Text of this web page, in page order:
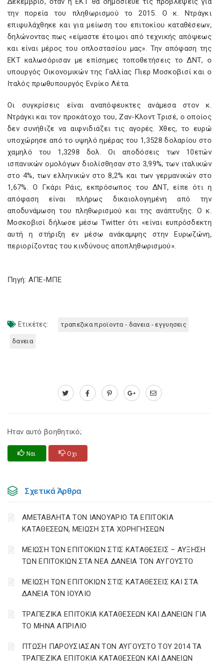
την πορεία του πληθωρισμού το 2015. Ο κ. Ντράγκι
επιφυλάχθηκε και για μείωση του επιτοκίου καταθέσεων,
δηλώνοντας πως «είμαστε έτοιμοι από τεχνικής απόψεως
και είναι μέρος του οπλοστασίου μας». Την απόφαση της
ΕΚΤ καλωσόρισαν με επίσημες τοποθετήσεις το ΔΝΤ, ο
υπουργός Οικονομικών της Γαλλίας Πιερ Μοσκοβισί και ο
Ιταλός πρωθυπουργός Ενρίκο Λέτα.
Οι συγκρίσεις είναι αναπόφευκτες ανάμεσα στον κ.
Ντράγκι και τον προκάτοχο του, Ζαν-Κλοντ Τρισέ, ο οποίος
δεν συνήθιζε να αιφνιδιάζει τις αγορές. Χθες, το ευρώ
υποχώρησε από το υψηλό ημέρας του 1,3528 δολαρίου στο
χαμηλό του 1,3298 δολ. Οι αποδόσεις των 10ετών
ισπανικών ομολόγων διολίσθησαν στο 3,99%, των ιταλικών
στο 4%, των ελληνικών στο 8,2% και των γερμανικών στο
1,67%. Ο Γκάρι Ράις, εκπρόσωπος του ΔΝΤ, είπε ότι η
απόφαση είναι πλήρως δικαιολογημένη από την
αποδυνάμωση του πληθωρισμού και της ανάπτυξης. Ο κ.
Μοσκοβισί δήλωσε μέσω Twitter ότι «είναι ευπρόσδεκτη
αυτή η στήριξη εν μέσω ανάκαμψης στην Ευρωζώνη,
περιορίζοντας του κινδύνους αποπληθωρισμού».
Πηγή: AΠE-MΠΕ
Ετικέτες: τραπεζικα προϊοντα - δανεια - εγγυησεις
δανεια
Ηταν αυτό βοηθητικό;
Ναι Οχι
Σχετικά Άρθρα
ΑΜΕΤΑΒΛΗΤΑ ΤΟΝ ΙΑΝΟΥΑΡΙΟ ΤΑ ΕΠΙΤΟΚΙΑ
ΚΑΤΑΘΕΣΕΩΝ, ΜΕΙΩΣΗ ΣΤΑ ΧΟΡΗΓΗΣΕΩΝ
ΜΕΙΩΣΗ ΤΩΝ ΕΠΙΤΟΚΙΩΝ ΣΤΙΣ ΚΑΤΑΘΕΣΕΙΣ – ΑΥΞΗΣΗ
ΤΩΝ ΕΠΙΤΟΚΙΩΝ ΣΤΑ ΝΕΑ ΔΑΝΕΙΑ ΤΟΝ ΑΥΓΟΥΣΤΟ
ΜΕΙΩΣΗ ΤΩΝ ΕΠΙΤΟΚΙΩΝ ΣΤΙΣ ΚΑΤΑΘΕΣΕΙΣ ΚΑΙ ΣΤΑ
ΔΑΝΕΙΑ ΤΟΝ ΙΟΥΛΙΟ
ΤΡΑΠΕΖΙΚΑ ΕΠΙΤΟΚΙΑ ΚΑΤΑΘΕΣΕΩΝ ΚΑΙ ΔΑΝΕΙΩΝ ΓΙΑ
ΤΟ ΜΗΝΑ ΑΠΡΙΛΙΟ
ΠΤΩΣΗ ΠΑΡΟΥΣΙΑΣΑΝ ΤΟΝ ΑΥΓΟΥΣΤΟ ΤΟΥ 2014 ΤΑ
ΤΡΑΠΕΖΙΚΑ ΕΠΙΤΟΚΙΑ ΚΑΤΑΘΕΣΕΩΝ ΚΑΙ ΔΑΝΕΙΩΝ